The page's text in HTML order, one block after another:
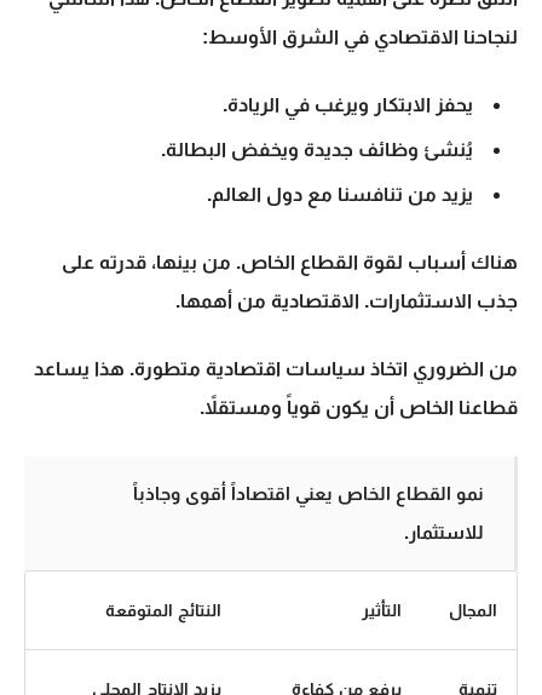
لنجاحنا الاقتصادي في الشرق الأوسط:
يحفز الابتكار ويرغب في الريادة.
يُنشئ وظائف جديدة ويخفض البطالة.
يزيد من تنافسنا مع دول العالم.
هناك أسباب لقوة القطاع الخاص. من بينها، قدرته على
جذب الاستثمارات. الاقتصادية من أهمها.
من الضروري اتخاذ سياسات اقتصادية متطورة. هذا يساعد
قطاعنا الخاص أن يكون قوياً ومستقلاً.
نمو القطاع الخاص يعني اقتصاداً أقوى وجاذباً
للاستثمار.
المجال التأثير النتائج المتوقعة
تنمية يرفع من كفاءة يزيد الإنتاج المحلي